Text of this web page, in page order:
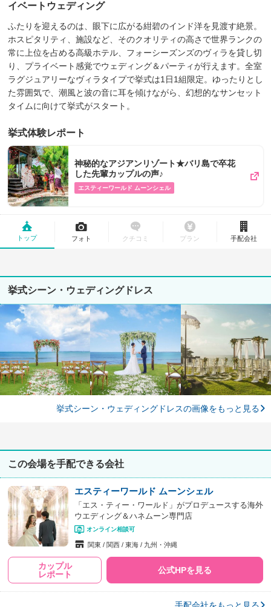
イベートウェディング
ふたりを迎えるのは、眼下に広がる紺碧のインド洋を見渡す絶景。
ホスピタリティ、施設など、そのクオリティの高さで世界ランクの
常に上位を占める高級ホテル、フォーシーズンズのヴィラを貸し切
り、プライベート感覚でウェディング＆パーティが行えます。全室
ラグジュアリーなヴィラタイプで挙式は1日1組限定。ゆったりとし
た雰囲気で、潮風と波の音に耳を傾けながら、幻想的なサンセット
タイムに向けて挙式がスタート。
挙式体験レポート
神秘的なアジアンリゾート★バリ島で卒花
した先輩カップルの声♪
エスティーワールド ムーンシェル
トップ フォト クチコミ プラン 手配会社
挙式シーン・ウェディングドレス
挙式シーン・ウェディングドレスの画像をもっと見る
この会場を手配できる会社
エスティーワールド ムーンシェル
「エス・ティー・ワールド」がプロデュースする海外
ウエディング＆ハネムーン専門店
オンライン相談可
関東 関西 東海 九州・沖縄
カップル
レポート
公式HPを見る
手配会社をもっと見る